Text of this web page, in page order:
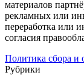
материалов
рекламных или
переработка или
согласия
Политика сбора и
Рубрики